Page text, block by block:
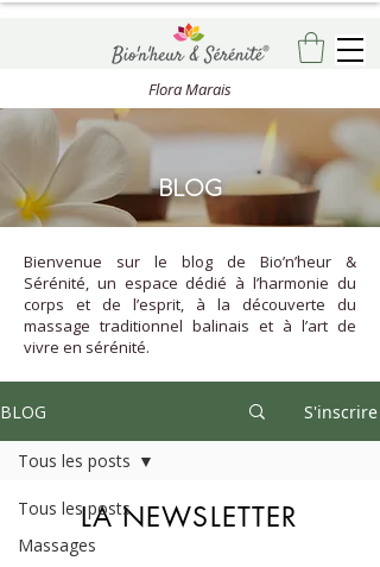
Flora Marais
BLOG
Bienvenue sur le blog de Bio’n’heur &
Sérénité, un espace dédié à l’harmonie du
corps et de l’esprit, à la découverte du
massage traditionnel balinais et à l’art de
vivre en sérénité.
BLOG S'inscrire
Tous les posts
Massages
Tous les posts
LA NEWSLETTER